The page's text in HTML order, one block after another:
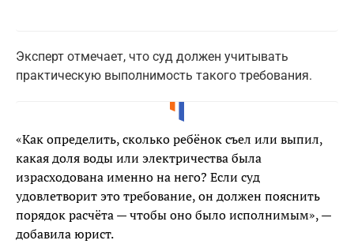
Эксперт отмечает, что суд должен учитывать
практическую выполнимость такого требования.
«Как определить, сколько ребёнок съел или выпил,
какая доля воды или электричества была
израсходована именно на него? Если суд
удовлетворит это требование, он должен пояснить
порядок расчёта — чтобы оно было исполнимым», —
добавила юрист.